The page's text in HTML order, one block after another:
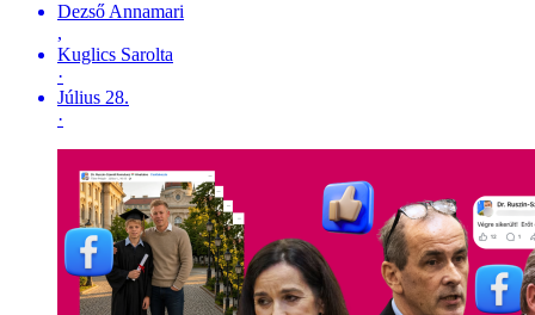
Dezső Annamari
,
Kuglics Sarolta
·
Július 28.
·